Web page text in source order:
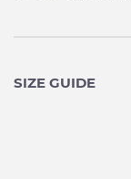
SIZE GUIDE